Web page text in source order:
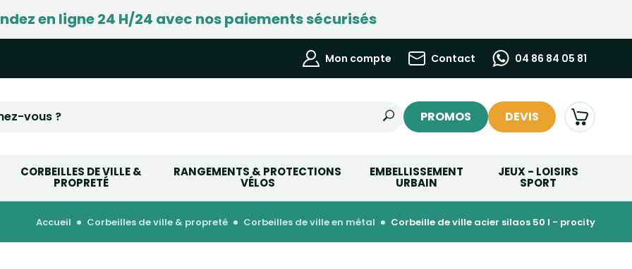
en ligne 24 H/24 avec nos paiements sécurisés
Mon compte Contact 04 86 84 05 81
PROMOS DEVIS
CORBEILLES DE VILLE &
PROPRETÉ
RANGEMENTS & PROTECTIONS
VÉLOS
EMBELLISSEMENT
URBAIN
JEUX - LOISIRS
SPORT
accueil corbeilles de ville & propreté corbeilles de ville en métal corbeille de ville acier silaos 50 l - procity